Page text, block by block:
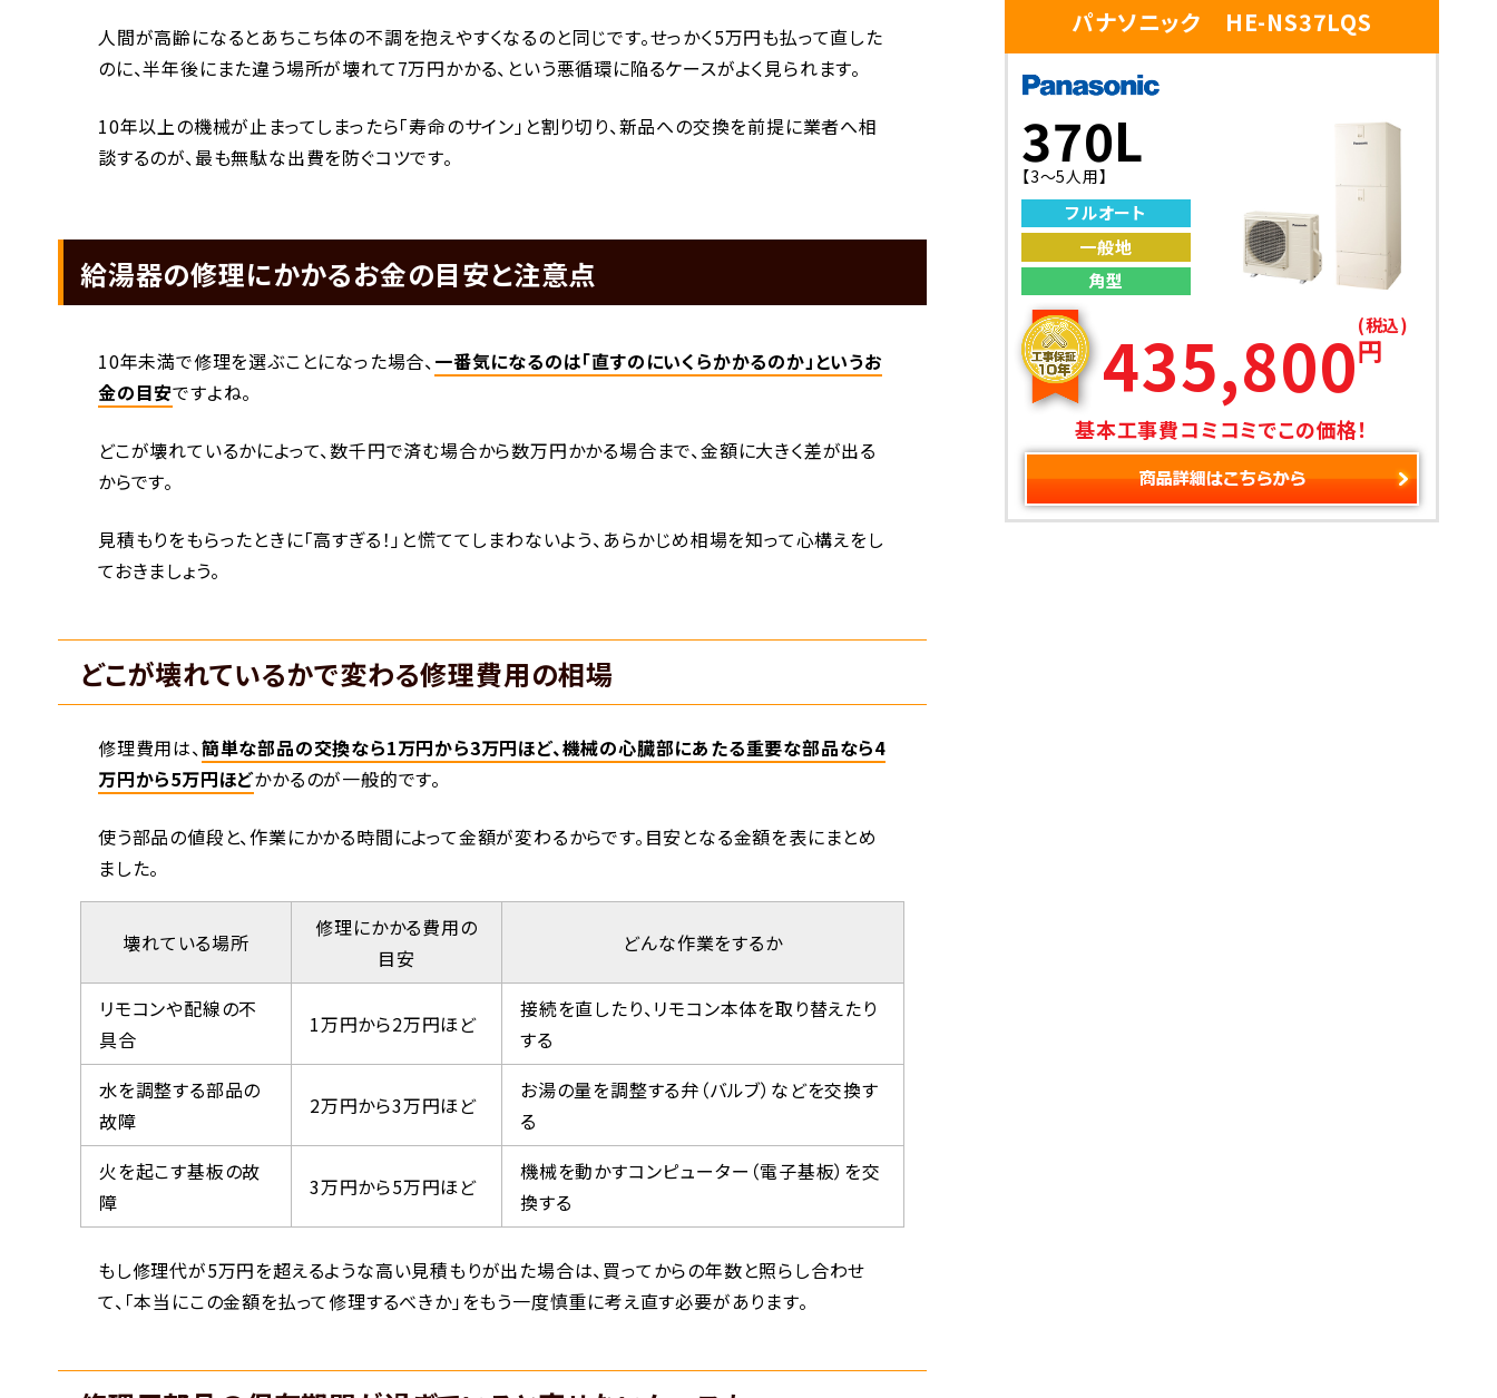
人間が高齢になるとあちこち体の不調を抱えやすくなるのと同じです。せっかく5万円も払って直した
のに、半年後にまた違う場所が壊れて7万円かかる、という悪循環に陥るケースがよく見られます。
10年以上の機械が止まってしまったら「寿命のサイン」と割り切り、新品への交換を前提に業者へ相
談するのが、最も無駄な出費を防ぐコツです。
給湯器の修理にかかるお金の目安と注意点
10年未満で修理を選ぶことになった場合、一番気になるのは「直すのにいくらかかるのか」というお
金の目安ですよね。
どこが壊れているかによって、数千円で済む場合から数万円かかる場合まで、金額に大きく差が出る
からです。
見積もりをもらったときに「高すぎる！」と慌ててしまわないよう、あらかじめ相場を知って心構えをし
ておきましょう。
どこが壊れているかで変わる修理費用の相場
修理費用は、簡単な部品の交換なら1万円から3万円ほど、機械の心臓部にあたる重要な部品なら4
万円から5万円ほどかかるのが一般的です。
使う部品の値段と、作業にかかる時間によって金額が変わるからです。目安となる金額を表にまとめ
ました。
壊れている場所
修理にかかる費用の
目安
どんな作業をするか
リモコンや配線の不
具合
1万円から2万円ほど
接続を直したり、リモコン本体を取り替えたり
する
水を調整する部品の
故障
2万円から3万円ほど
お湯の量を調整する弁（バルブ）などを交換す
る
火を起こす基板の故
障
3万円から5万円ほど
機械を動かすコンピューター（電子基板）を交
換する
もし修理代が5万円を超えるような高い見積もりが出た場合は、買ってからの年数と照らし合わせ
て、「本当にこの金額を払って修理するべきか」をもう一度慎重に考え直す必要があります。
パナソニック HE-NS37LQS
370L
【3～5人用】
フルオート
一般地
角型
435,800円
(税込)
基本工事費コミコミでこの価格！